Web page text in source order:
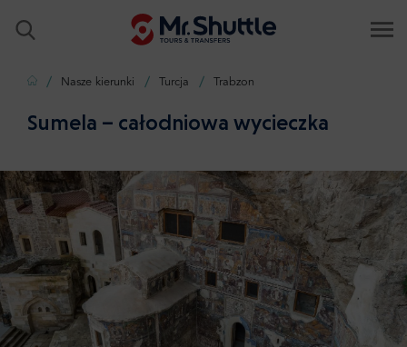
Strona główna
Nasze kierunki Turcja Trabzon
Sumela – całodniowa wycieczka